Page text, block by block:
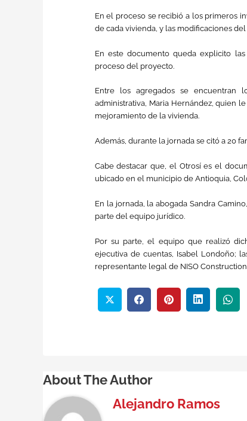
En el proceso se recibió a los primeros
de cada vivienda, y las modificaciones
En este documento queda explicito
proceso del proyecto.
Entre los agregados se encuentran
administrativa, Maria Hernández, quien
mejoramiento de la vivienda.
Además, durante la jornada se citó a 20
Cabe destacar que, el Otrosí es el
ubicado en el municipio de Antioquia,
En la jornada, la abogada Sandra
parte del equipo jurídico.
Por su parte, el equipo que realizó
ejecutiva de cuentas, Isabel Londoño;
representante legal de NISO
About The Author
Alejandro Ramos